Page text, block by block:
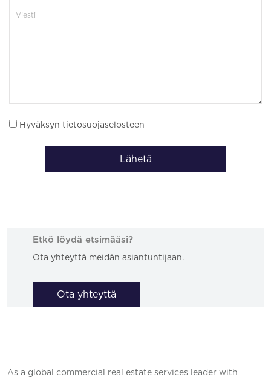
Hyväksyn tietosuojaselosteen
Lähetä
Etkö löydä etsimääsi?
Ota yhteyttä meidän asiantuntijaan.
Ota yhteyttä
As a global commercial real estate services leader with